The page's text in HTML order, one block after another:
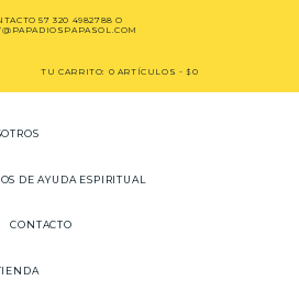
57 320 4982788 O
TU CARRITO: 0 ARTÍCULOS -$0
DE AYUDA ESPIRITUAL
CONTACTO